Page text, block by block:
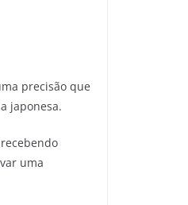
precisão que
japonesa.
uma